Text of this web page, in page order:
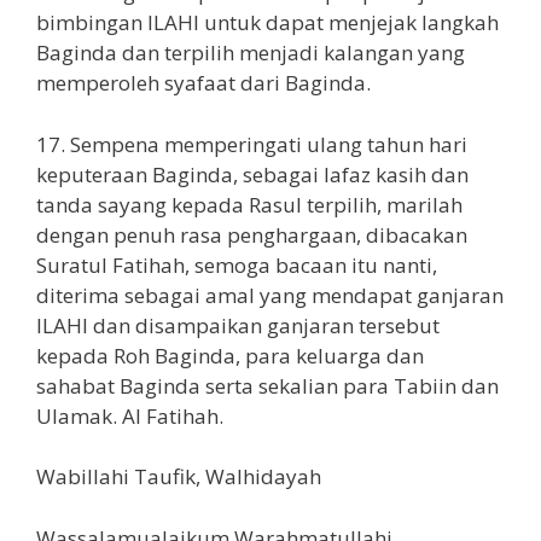
bimbingan ILAHI untuk dapat menjejak langkah
Baginda dan terpilih menjadi kalangan yang
memperoleh syafaat dari Baginda.
17. Sempena memperingati ulang tahun hari
keputeraan Baginda, sebagai lafaz kasih dan
tanda sayang kepada Rasul terpilih, marilah
dengan penuh rasa penghargaan, dibacakan
Suratul Fatihah, semoga bacaan itu nanti,
diterima sebagai amal yang mendapat ganjaran
ILAHI dan disampaikan ganjaran tersebut
kepada Roh Baginda, para keluarga dan
sahabat Baginda serta sekalian para Tabiin dan
Ulamak. Al Fatihah.
Wabillahi Taufik, Walhidayah